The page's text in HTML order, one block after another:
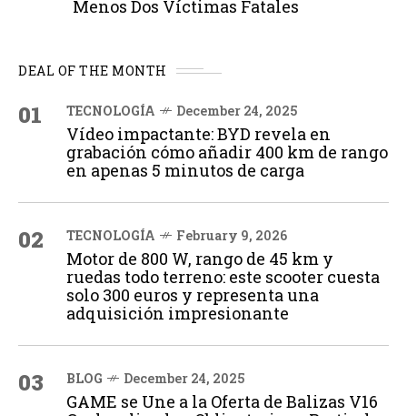
Menos Dos Víctimas Fatales
DEAL OF THE MONTH
01 TECNOLOGÍA December 24, 2025
Vídeo impactante: BYD revela en
grabación cómo añadir 400 km de rango
en apenas 5 minutos de carga
02 TECNOLOGÍA February 9, 2026
Motor de 800 W, rango de 45 km y
ruedas todo terreno: este scooter cuesta
solo 300 euros y representa una
adquisición impresionante
03 BLOG December 24, 2025
GAME se Une a la Oferta de Balizas V16